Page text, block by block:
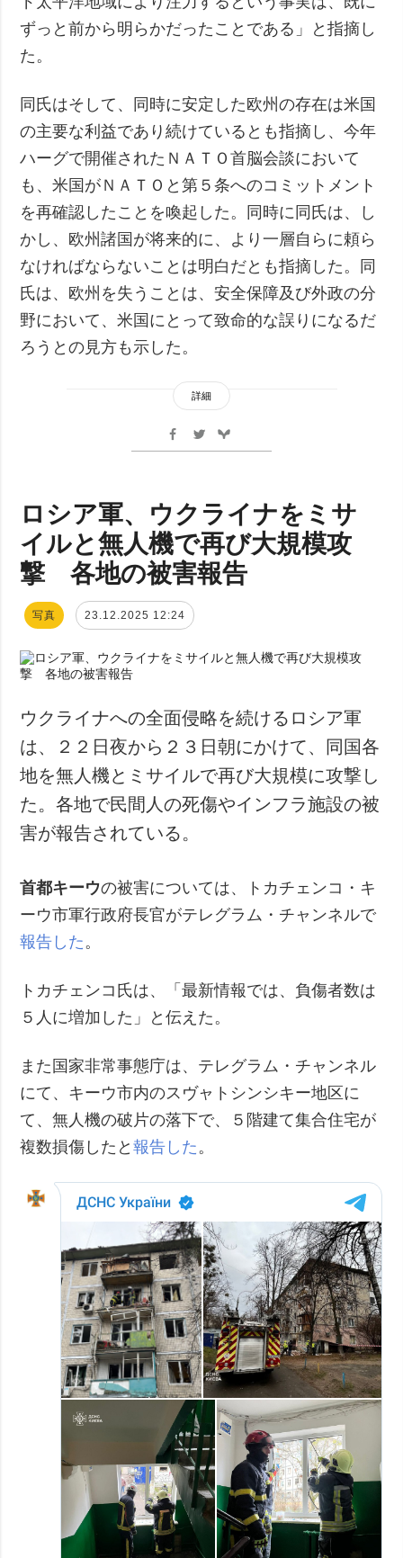
ずっと前から明らかだったことである」と指摘し
た。
同氏はそして、同時に安定した欧州の存在は米国
の主要な利益であり続けているとも指摘し、今年
ハーグで開催されたＮＡＴＯ首脳会談において
も、米国がＮＡＴＯと第５条へのコミットメント
を再確認したことを喚起した。同時に同氏は、し
かし、欧州諸国が将来的に、より一層自らに頼ら
なければならないことは明白だとも指摘した。同
氏は、欧州を失うことは、安全保障及び外政の分
野において、米国にとって致命的な誤りになるだ
ろうとの見方も示した。
詳細
ロシア軍、ウクライナをミサ
イルと無人機で再び大規模攻
撃 各地の被害報告
写真 23.12.2025 12:24
ウクライナへの全面侵略を続けるロシア軍
は、２２日夜から２３日朝にかけて、同国各
地を無人機とミサイルで再び大規模に攻撃し
た。各地で民間人の死傷やインフラ施設の被
害が報告されている。
首都キーウの被害については、トカチェンコ・キ
ーウ市軍行政府長官がテレグラム・チャンネルで
報告した 。
トカチェンコ氏は、「最新情報では、負傷者数は
５人に増加した」と伝えた。
また国家非常事態庁は、テレグラム・チャンネル
にて、キーウ市内のスヴャトシンシキー地区に
て、無人機の破片の落下で、５階建て集合住宅が
複数損傷したと報告した 。